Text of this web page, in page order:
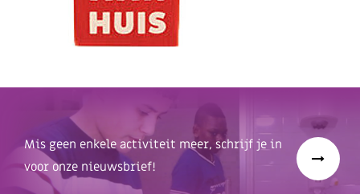
Mis geen enkele activiteit meer, schrijf je in
voor onze nieuwsbrief!